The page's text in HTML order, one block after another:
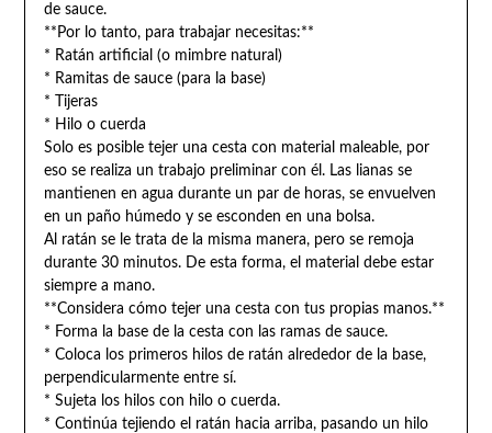
de sauce.
**Por lo tanto, para trabajar necesitas:**
* Ratán artificial (o mimbre natural)
* Ramitas de sauce (para la base)
* Tijeras
* Hilo o cuerda
Solo es posible tejer una cesta con material maleable, por
eso se realiza un trabajo preliminar con él. Las lianas se
mantienen en agua durante un par de horas, se envuelven
en un paño húmedo y se esconden en una bolsa.
Al ratán se le trata de la misma manera, pero se remoja
durante 30 minutos. De esta forma, el material debe estar
siempre a mano.
**Considera cómo tejer una cesta con tus propias manos.**
* Forma la base de la cesta con las ramas de sauce.
* Coloca los primeros hilos de ratán alrededor de la base,
perpendicularmente entre sí.
* Sujeta los hilos con hilo o cuerda.
* Continúa tejiendo el ratán hacia arriba, pasando un hilo